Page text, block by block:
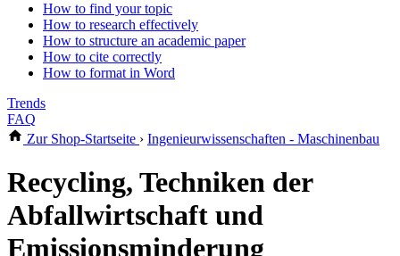
How to find your topic
How to research effectively
How to structure an academic paper
How to cite correctly
How to format in Word
Trends
FAQ
Zur Shop-Startseite › Ingenieurwissenschaften - Maschinenbau
Recycling, Techniken der
Abfallwirtschaft und
Emissionsminderung